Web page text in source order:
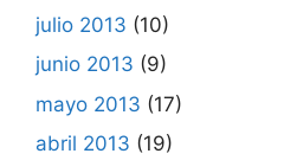
julio 2013 (10)
junio 2013 (9)
mayo 2013 (17)
abril 2013 (19)